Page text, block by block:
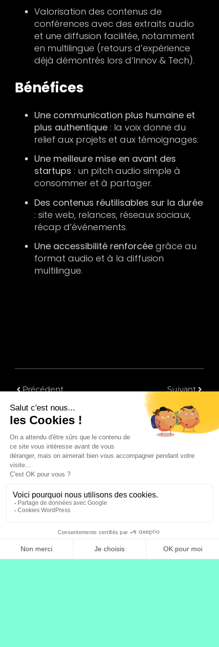
Valorisation des contenus de
conférences avec des extraits audio
et une diffusion facilitée, notamment
en multilingue (retours d’expérience
déjà démontrés lors d’Innov & Tech).
Bénéfices
Une communication plus humaine et
plus authentique : la voix donne du
relief aux projets et aux témoignages.
Une meilleure mise en avant des
startups : un pitch audio simple à
consommer et à partager.
Des contenus réutilisables sur la durée
: site web, relances, réseaux sociaux,
récap d’événements.
Une accessibilité renforcée grâce au
format audio et à la diffusion
multilingue.
Précédent Suivant
Plus de cas clients